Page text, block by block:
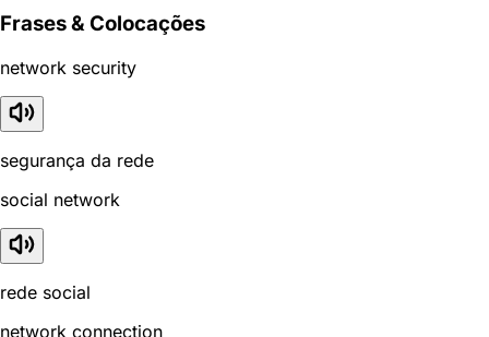
Frases & Colocações
network security
segurança da rede
social network
rede social
network connection